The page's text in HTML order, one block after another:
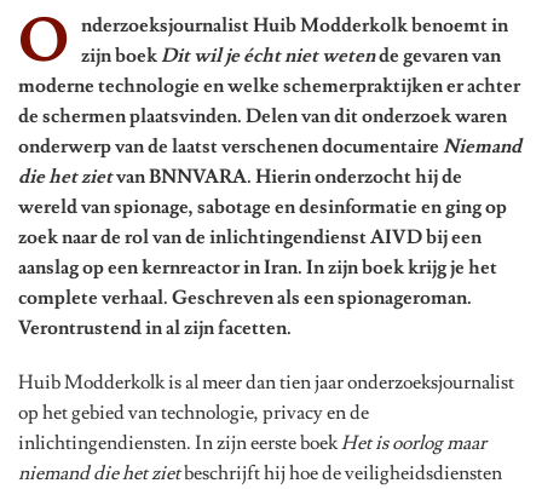
O nderzoeksjournalist Huib Modderkolk benoemt in
zijn boekDit wil je écht niet wetende gevaren van
moderne technologie en welke schemerpraktijken er achter
de schermen plaatsvinden. Delen van dit onderzoek waren
onderwerp van de laatst verschenen documentaire Niemand
die het zietvan BNNVARA. Hierin onderzocht hij de
wereld van spionage, sabotage en desinformatie en ging op
zoek naar de rol van de inlichtingendienst AIVD bij een
aanslag op een kernreactor in Iran. In zijn boek krijg je het
complete verhaal. Geschreven als een spionageroman.
Verontrustend in al zijn facetten.
Huib Modderkolk is al meer dan tien jaar onderzoeksjournalist
op het gebied van technologie, privacy en de
inlichtingendiensten. In zijn eerste boekHet is oorlog maar
niemand die het zietbeschrijft hij hoe de veiligheidsdiensten